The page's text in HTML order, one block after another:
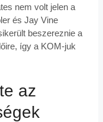
nem volt jelen a
és Jay Vine
beszereznie a
így a KOM-juk
az